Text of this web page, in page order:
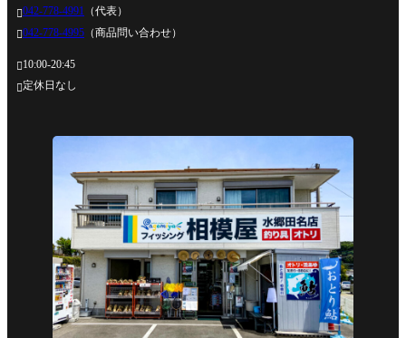
042-778-4991 （代表）
042-778-4995 （商品問い合わせ）
10:00-20:45
定休日なし